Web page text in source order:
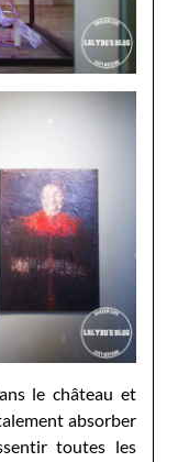
le château et
absorber
toutes les